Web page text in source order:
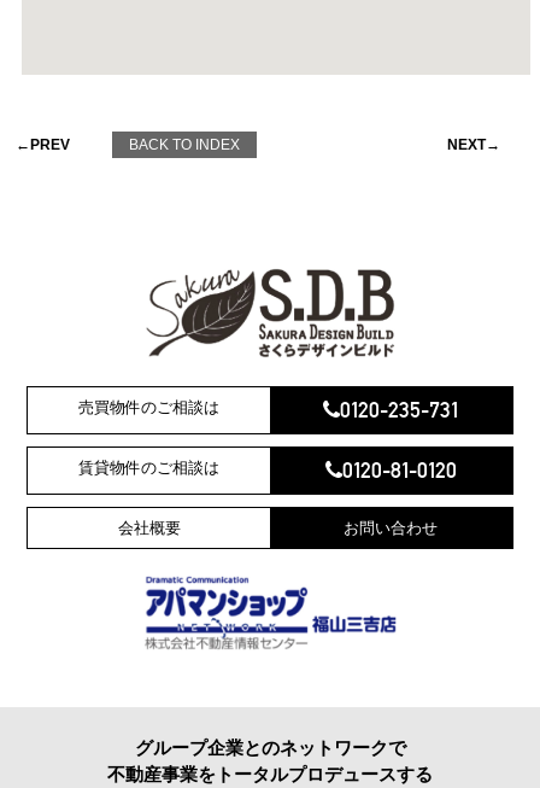
←PREV BACK TO INDEX NEXT→
売買物件のご相談は 0120-235-731
賃貸物件のご相談は 0120-81-0120
会社概要 お問い合わせ
グループ企業とのネットワークで
不動産事業をトータルプロデュースする